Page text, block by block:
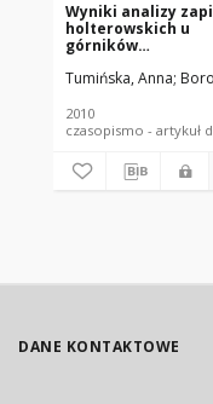
Wyniki analizy
holterowskich u
górników
najgłębiej
kopalni miedzi
Legnicko-
Miedziowego.
Tumińska, Anna
2010
DANE KONTAKTOWE